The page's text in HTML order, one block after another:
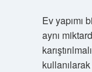
Ev yapımı
aynı